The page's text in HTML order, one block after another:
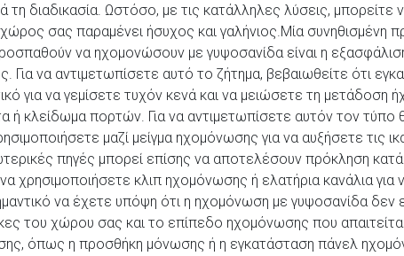
τη διαδικασία. Ωστόσο, με τις κατάλληλες λύσεις,
σας παραμένει ήσυχος και γαλήνιος.Μία συνηθισμένη
να ηχομονώσουν με γυψοσανίδα είναι η
Για να αντιμετωπίσετε αυτό το ζήτημα, βεβαιωθείτε ότι
για να γεμίσετε τυχόν κενά και να μειώσετε τη
ή κλείδωμα πορτών. Για να αντιμετωπίσετε αυτόν τον
μαζί μείγμα ηχομόνωσης για να αυξήσετε
πηγές μπορεί επίσης να αποτελέσουν πρόκληση
χρησιμοποιήσετε κλιπ ηχομόνωσης ή ελατήρια κανάλια
να έχετε υπόψη ότι η ηχομόνωση με γυψοσανίδα δεν
του χώρου σας και το επίπεδο ηχομόνωσης που
όπως η προσθήκη μόνωσης ή η εγκατάσταση πάνελ